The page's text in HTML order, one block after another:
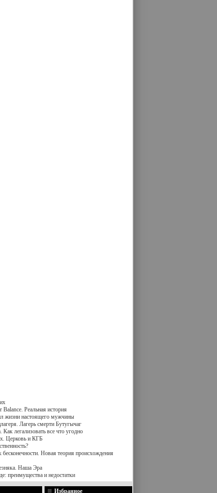
Balance. Реальная история
жизни настоящего мужчины
Лагерь смерти Бутугычаг
легализовать все что угодно
Церковь и КГБ
бесконечности. Новая теория происхождения
Наша Эра
преимущества и недостатки
Избранное